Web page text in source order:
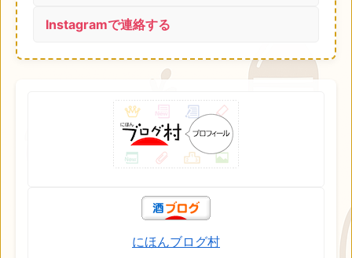
Instagramで連絡する
にほんブログ村